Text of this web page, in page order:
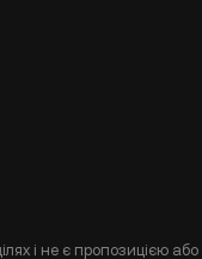
і не є пропозицією